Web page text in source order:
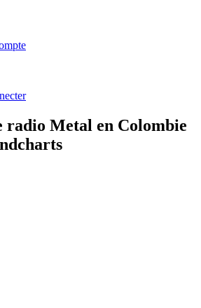
radio Metal en Colombie